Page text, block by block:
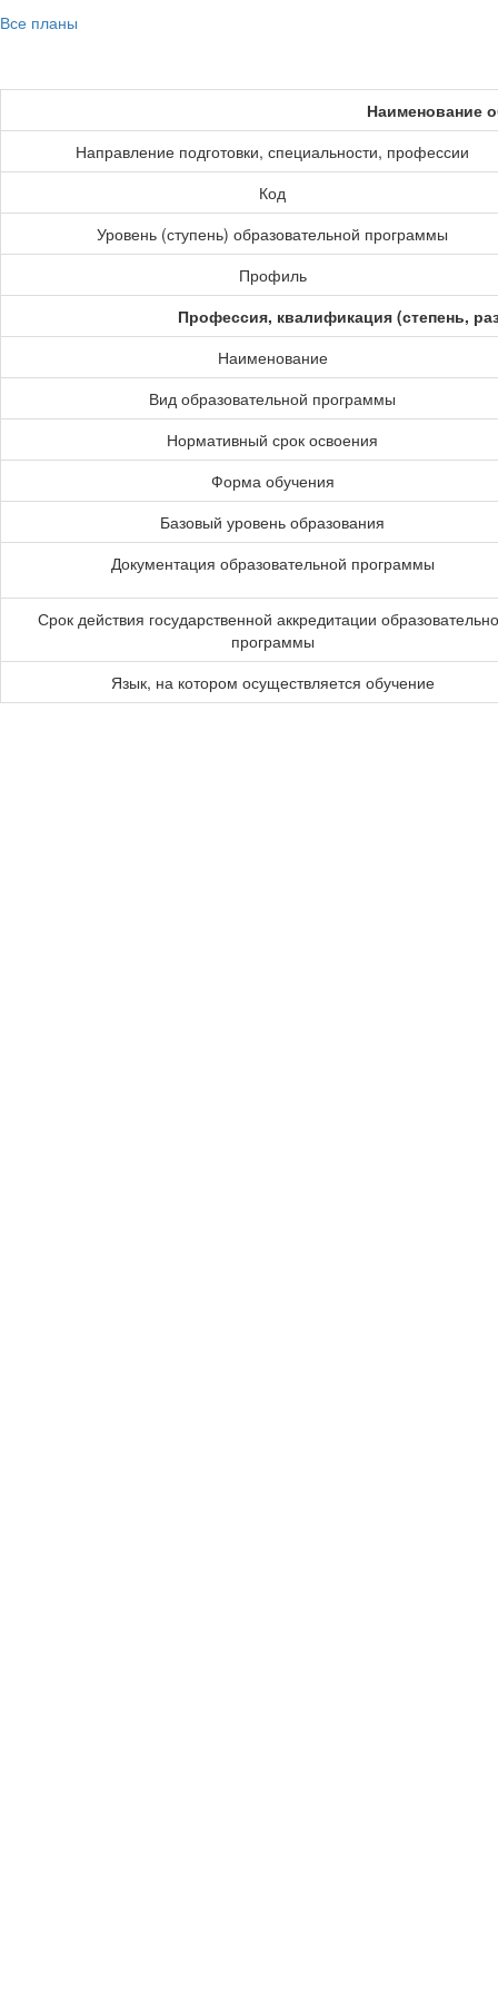
Все планы
Наименование
Направление подготовки, специальности, профессии
Код
Уровень (ступень) образовательной программы
Профиль
Профессия, квалификация (степень,
Наименование
Вид образовательной программы
Нормативный срок освоения
Форма обучения
Базовый уровень образования
Документация образовательной программы
Срок действия государственной аккредитации
программы
Язык, на котором осуществляется обучение